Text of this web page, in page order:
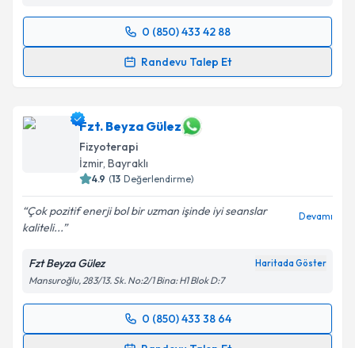
Takvim Talebini Gönder
0 (850) 433 42 88
Randevu Talep Et
Randevu Takvimi Talebi
takvim hazırlandığında e-posta ile bilgilendireceğiz.
E-posta Adresiniz
kapsamda işlenmesini kabul ediyorum.
Takvim Talebini Gönder
Fzt. Beyza Gülez
Fizyoterapi
İzmir, Bayraklı
4.9 (13 Değerlendirme)
Çok pozitif enerji bol bir uzman işinde iyi seanslar
kaliteli...
Devamı
Fzt Beyza Gülez Haritada Göster
Mansuroğlu, 283/13. Sk. No:2/1 Bina: H1 Blok D:7
0 (850) 433 38 64
Randevu Takvimi Talebi